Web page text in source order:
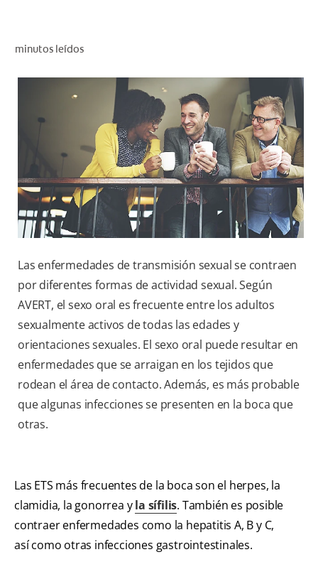
PROMOCIONES
NI (ES)
SUSCRÍBASE
minutos leídos
Las enfermedades de transmisión sexual se contraen
por diferentes formas de actividad sexual. Según
AVERT, el sexo oral es frecuente entre los adultos
sexualmente activos de todas las edades y
orientaciones sexuales. El sexo oral puede resultar en
enfermedades que se arraigan en los tejidos que
rodean el área de contacto. Además, es más probable
que algunas infecciones se presenten en la boca que
otras.
Las ETS más frecuentes de la boca son el herpes, la
clamidia, la gonorrea yla sífilis. También es posible
contraer enfermedades como la hepatitis A, B y C,
así como otras infecciones gastrointestinales.